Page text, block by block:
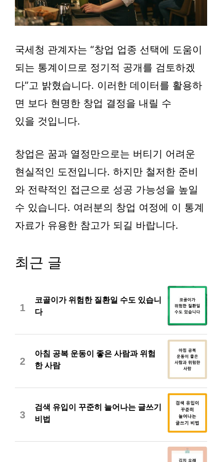
국세청 관계자는 “창업 업종 선택에 도움이
되는 통계이므로 정기적 공개를 검토하겠
다”고 밝혔습니다. 이러한 데이터를 활용하
면 보다 현명한 창업 결정을 내릴 수
있을 것입니다.
창업은 꿈과 열정만으로는 버티기 어려운
현실적인 도전입니다. 하지만 철저한 준비
와 전략적인 접근으로 성공 가능성을 높일
수 있습니다. 여러분의 창업 여정에 이 통계
자료가 유용한 참고가 되길 바랍니다.
최근 글
1
코골이가 위험한 질환일 수도 있습니
다
2
아침 공복 운동이 좋은 사람과 위험
한 사람
3
검색 유입이 꾸준히 늘어나는 글쓰기
비법